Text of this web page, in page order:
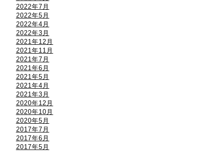
2022年7月
2022年5月
2022年4月
2022年3月
2021年12月
2021年11月
2021年7月
2021年6月
2021年5月
2021年4月
2021年3月
2020年12月
2020年10月
2020年5月
2017年7月
2017年6月
2017年5月